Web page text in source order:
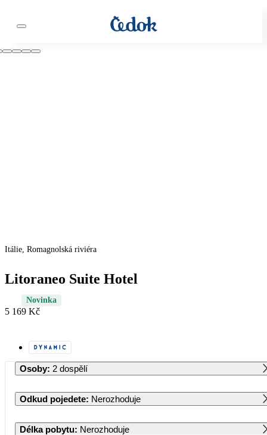
Itálie, Romagnolská riviéra
Litoraneo Suite Hotel
Novinka
5 169 Kč
Osoby: 2 dospělí
Odkud pojedete: Nerozhoduje
Délka pobytu: Nerozhoduje